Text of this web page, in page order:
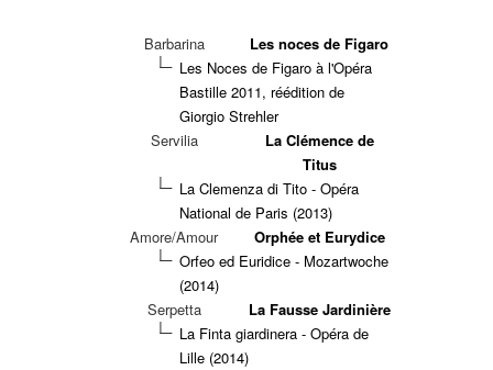
Barbarina
Les noces de Figaro
Les Noces de Figaro à l'Opéra
Bastille 2011, réédition de
Giorgio Strehler
Servilia
La Clémence de
Titus
La Clemenza di Tito - Opéra
National de Paris (2013)
Amore/Amour
Orphée et Eurydice
Orfeo ed Euridice - Mozartwoche
(2014)
Serpetta
La Fausse Jardinière
La Finta giardinera - Opéra de
Lille (2014)